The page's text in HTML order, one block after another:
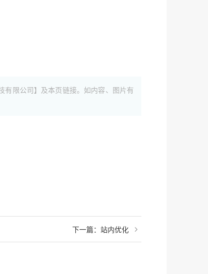
有限公司】及本页链接。如内容、图片有
下一篇：站内优化